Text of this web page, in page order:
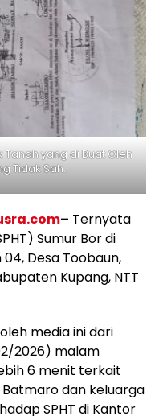
yang di Buat Oleh
Tidak Sah.
– Ternyata
Sumur Bor di
04, Desa Toobaun,
Kupang, NTT
media ini dari
2026) malam
6 menit terkait
dan keluarga
SPHT di Kantor